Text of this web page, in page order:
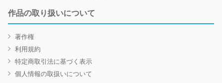
作品の取り扱いについて
著作権
利用規約
特定商取引法に基づく表示
個人情報の取扱いについて